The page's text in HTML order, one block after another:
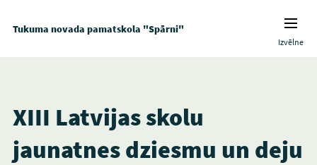
Tukuma novada pamatskola "Spārni"
Izvēlne
XIII Latvijas skolu
jaunatnes dziesmu un deju